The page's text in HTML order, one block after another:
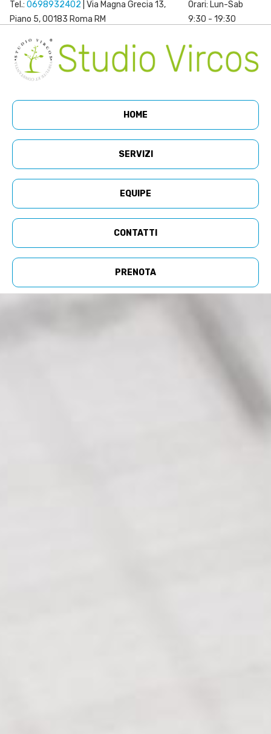
Tel.: 0698932402 | Via Magna Grecia 13,
Piano 5, 00183 Roma RM
Orari: Lun-Sab
9:30 - 19:30
HOME
SERVIZI
EQUIPE
CONTATTI
PRENOTA